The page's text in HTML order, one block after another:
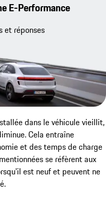
E-Performance
et réponses
dans le véhicule vieillit,
Cela entraîne
et des temps de charge
se réfèrent aux
est neuf et peuvent ne